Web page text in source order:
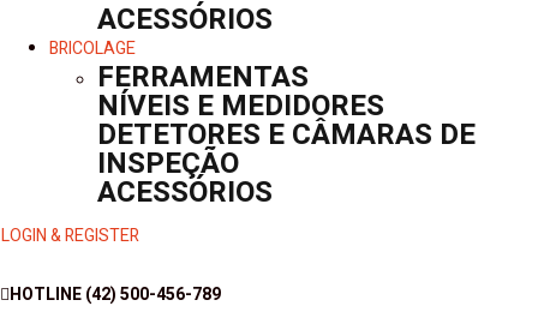
ACESSÓRIOS
BRICOLAGE
FERRAMENTAS
NÍVEIS E MEDIDORES
DETETORES E CÂMARAS DE
INSPEÇÃO
ACESSÓRIOS
LOGIN & REGISTER
HOTLINE(42) 500-456-789